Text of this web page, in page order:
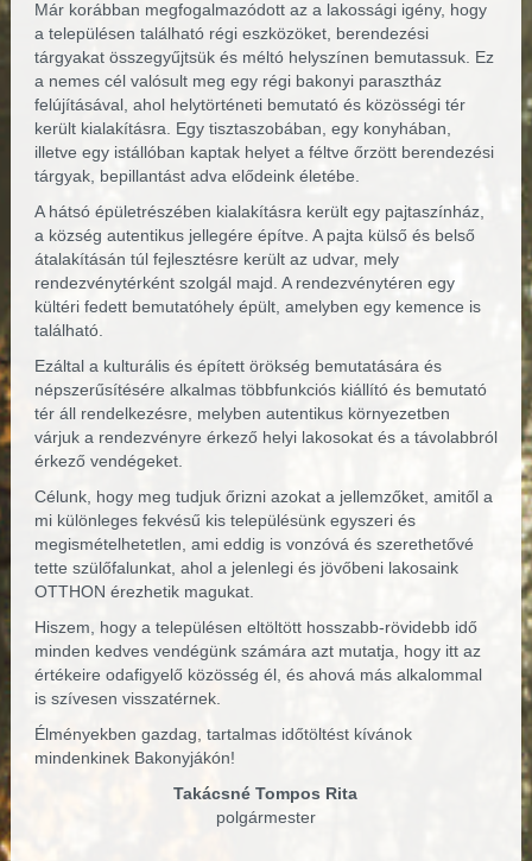
Már korábban megfogalmazódott az a lakossági igény, hogy
a településen található régi eszközöket, berendezési
tárgyakat összegyűjtsük és méltó helyszínen bemutassuk. Ez
a nemes cél valósult meg egy régi bakonyi parasztház
felújításával, ahol helytörténeti bemutató és közösségi tér
került kialakításra. Egy tisztaszobában, egy konyhában,
illetve egy istállóban kaptak helyet a féltve őrzött berendezési
tárgyak, bepillantást adva elődeink életébe.
A hátsó épületrészében kialakításra került egy pajtaszínház,
a község autentikus jellegére építve. A pajta külső és belső
átalakításán túl fejlesztésre került az udvar, mely
rendezvénytérként szolgál majd. A rendezvénytéren egy
kültéri fedett bemutatóhely épült, amelyben egy kemence is
található.
Ezáltal a kulturális és épített örökség bemutatására és
népszerűsítésére alkalmas többfunkciós kiállító és bemutató
tér áll rendelkezésre, melyben autentikus környezetben
várjuk a rendezvényre érkező helyi lakosokat és a távolabbról
érkező vendégeket.
Célunk, hogy meg tudjuk őrizni azokat a jellemzőket, amitől a
mi különleges fekvésű kis településünk egyszeri és
megismételhetetlen, ami eddig is vonzóvá és szerethetővé
tette szülőfalunkat, ahol a jelenlegi és jövőbeni lakosaink
OTTHON érezhetik magukat.
Hiszem, hogy a településen eltöltött hosszabb-rövidebb idő
minden kedves vendégünk számára azt mutatja, hogy itt az
értékeire odafigyelő közösség él, és ahová más alkalommal
is szívesen visszatérnek.
Élményekben gazdag, tartalmas időtöltést kívánok
mindenkinek Bakonyjákón!
Takácsné Tompos Rita
polgármester